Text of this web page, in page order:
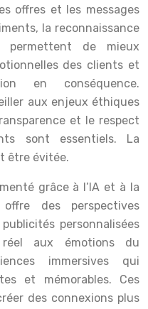
offres et les messages
la reconnaissance
permettent de mieux
des clients et
en conséquence.
aux enjeux éthiques
et le respect
sont essentiels. La
être évitée.
grâce à l’IA et à la
des perspectives
personnalisées
aux émotions du
immersives qui
et mémorables. Ces
des connexions plus